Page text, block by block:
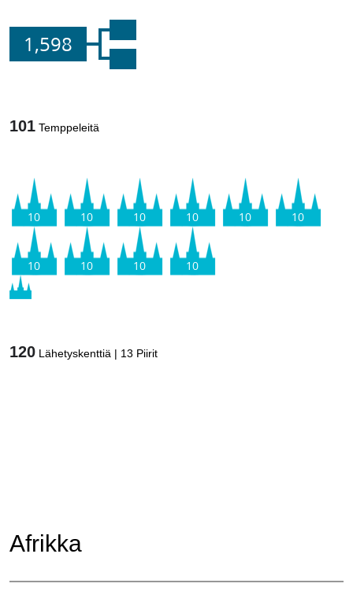
1,598
101 Temppeleitä
10 10 10 10 10 10
10 10 10 10
120 Lähetyskenttiä | 13 Piirit
Afrikka